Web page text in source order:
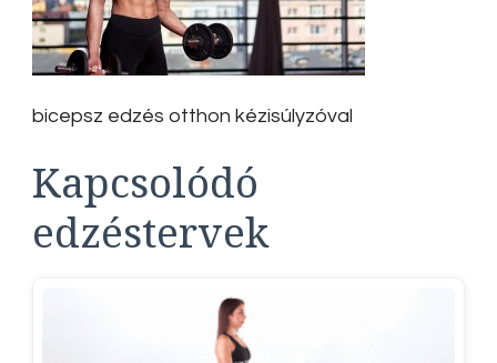
bicepsz edzés otthon kézisúlyzóval
Kapcsolódó
edzéstervek